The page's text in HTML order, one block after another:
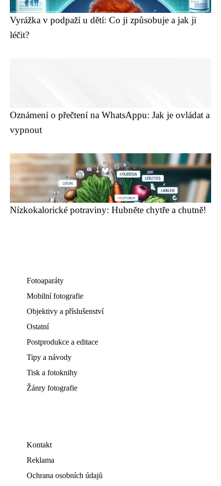
Vyrážka v podpaží u dětí: Co ji způsobuje a jak ji
léčit?
Oznámení o přečtení na WhatsAppu: Jak je ovládat a
vypnout
Nízkokalorické potraviny: Hubněte chytře a chutně!
Fotoaparáty
Mobilní fotografie
Objektivy a příslušenství
Ostatní
Postprodukce a editace
Tipy a návody
Tisk a fotoknihy
Žánry fotografie
Kontakt
Reklama
Ochrana osobních údajů